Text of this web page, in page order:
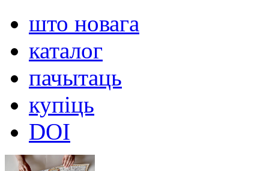
што новага
каталог
пачытаць
купіць
DOI